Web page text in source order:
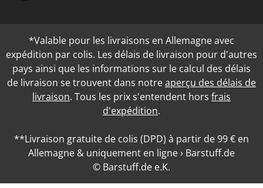
*Valable pour les livraisons en Allemagne avec
expédition par colis. Les délais de livraison pour d'autres
pays ainsi que les informations sur le calcul des délais
de livraison se trouvent dans notreaperçu des délais de
livraison. Tous les prix s'entendent hors frais
d'expédition.
**Livraison gratuite de colis (DPD) à partir de 99 € en
Allemagne & uniquement en ligne › Barstuff.de
© Barstuff.de e.K.